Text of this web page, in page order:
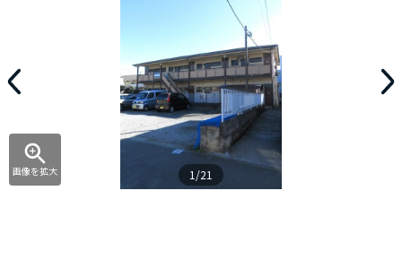
画像を拡大 1/21